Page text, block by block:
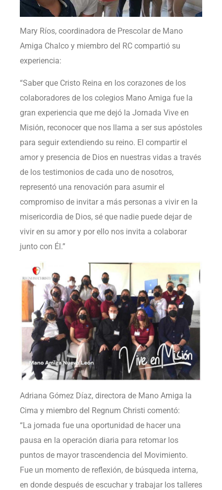
Mary Ríos, coordinadora de Prescolar de Mano
Amiga Chalco y miembro del RC compartió su
experiencia:
“Saber que Cristo Reina en los corazones de los
colaboradores de los colegios Mano Amiga fue la
gran experiencia que me dejó la Jornada Vive en
Misión, reconocer que nos llama a ser sus apóstoles
para seguir extendiendo su reino. El compartir el
amor y presencia de Dios en nuestras vidas a través
de los testimonios de cada uno de nosotros,
representó una renovación para asumir el
compromiso de invitar a más personas a vivir en la
misericordia de Dios, sé que nadie puede dejar de
vivir en su amor y por ello nos invita a colaborar
junto con Él.”
Adriana Gómez Díaz, directora de Mano Amiga la
Cima y miembro del Regnum Christi comentó:
“La jornada fue una oportunidad de hacer una
pausa en la operación diaria para retomar los
puntos de mayor trascendencia del Movimiento.
Fue un momento de reflexión, de búsqueda interna,
en donde después de escuchar y trabajar los talleres